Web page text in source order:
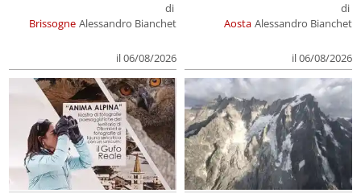
Brissogne
di
Alessandro Bianchet
il 06/08/2026
Aosta
di
Alessandro Bianchet
il 06/08/2026